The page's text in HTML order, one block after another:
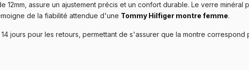
assure un ajustement précis et un confort durable. Le verre
de la fiabilité attendue d'une Tommy Hilfiger montre femme.
jours pour les retours, permettant de s'assurer que la montre